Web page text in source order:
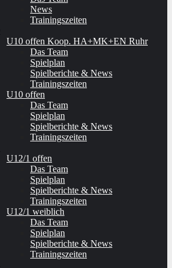
News
Trainingszeiten
U10 offen Koop. HA+MK+EN Ruhr
Das Team
Spielplan
Spielberichte & News
Trainingszeiten
U10 offen
Das Team
Spielplan
Spielberichte & News
Trainingszeiten
U12/1 offen
Das Team
Spielplan
Spielberichte & News
Trainingszeiten
U12/1 weiblich
Das Team
Spielplan
Spielberichte & News
Trainingszeiten